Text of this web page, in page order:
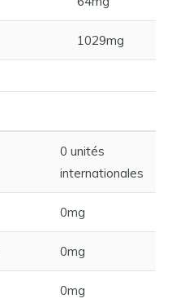
1029mg
0 unités
internationales
0mg
0mg
0mg